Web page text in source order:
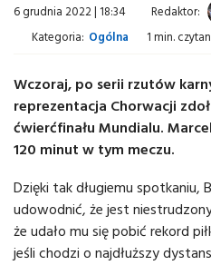
6 grudnia 2022 | 18:34 Redaktor:
Kategoria: Ogólna 1 min.
Wczoraj, po serii rzutów
reprezentacja Chorwacji
ćwierćfinału Mundialu.
120 minut w tym meczu.
Dzięki tak długiemu spotkaniu,
udowodnić, że jest
że udało mu się pobić rekord
jeśli chodzi o najdłuższy